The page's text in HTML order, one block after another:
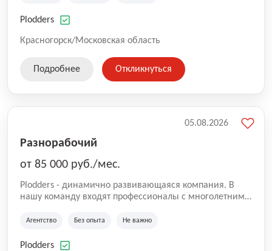
оказываемых услуг.
Plodders
Красногорск/Московская область
Подробнее Откликнуться
Разнорабочий
от 85 000 руб./мес.
Plodders - динамично развивающаяся компания. В
нашу команду входят профессионалы с многолетним
на рынке аутсорсинга, а накопленный опыт позволяют
оказываемых услуг.
Агентство Без опыта Не важно
Plodders
05.08.2026